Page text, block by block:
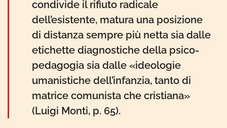
condivide il rifiuto radicale
dell’esistente, matura una posizione
di distanza sempre più netta sia dalle
etichette diagnostiche della psico-
pedagogia sia dalle «ideologie
umanistiche dell’infanzia, tanto di
matrice comunista che cristiana»
(Luigi Monti, p. 65).